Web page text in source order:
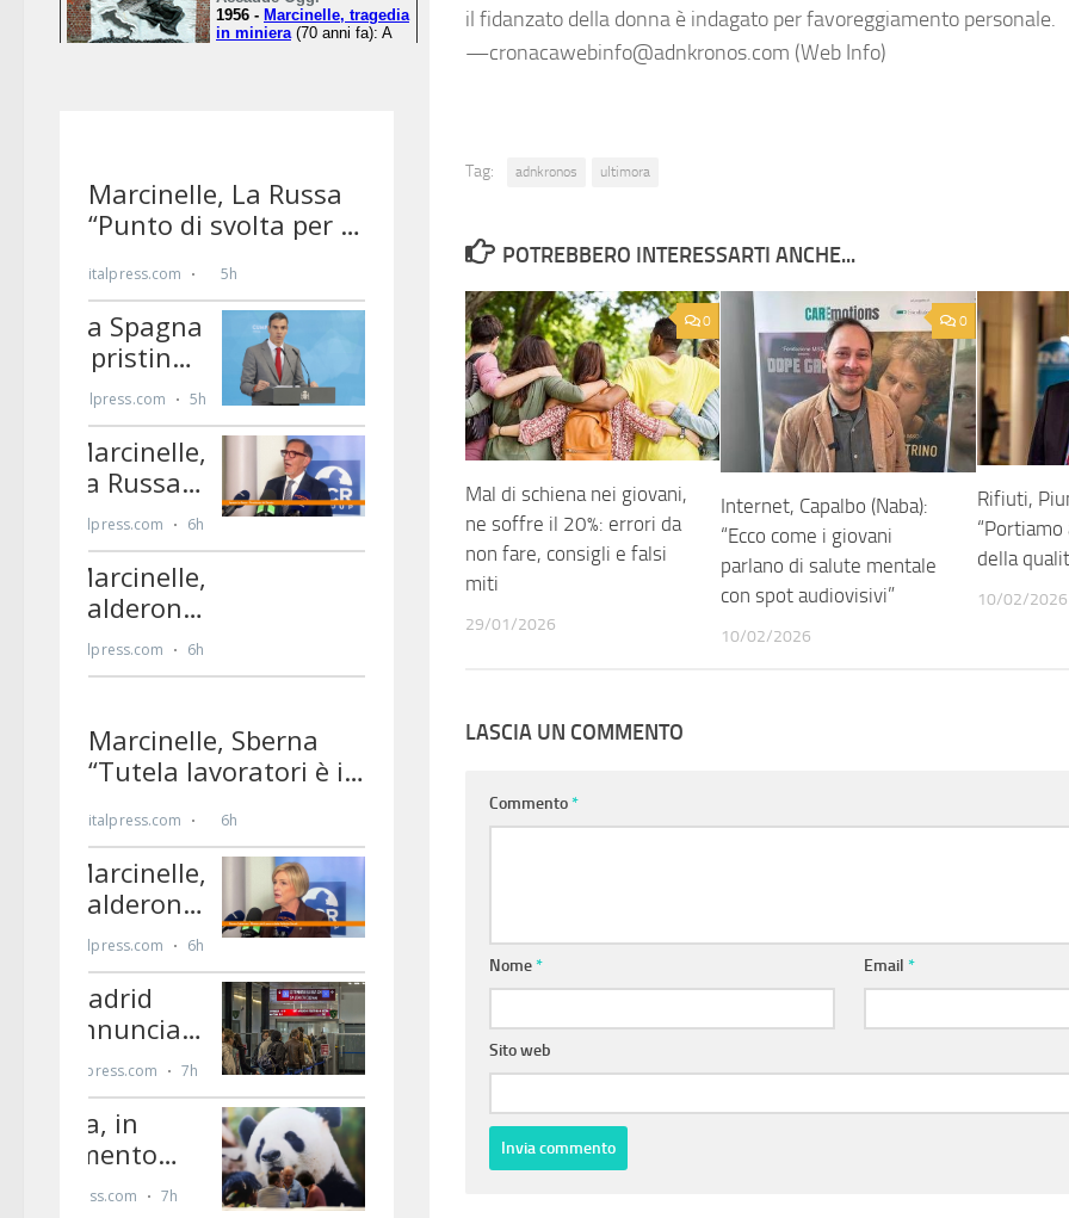
il fidanzato della donna è indagato per favoreggiamento personale.
—cronacawebinfo@adnkronos.com (Web Info)
Tag: adnkronos ultimora
POTREBBERO INTERESSARTI ANCHE...
0
Mal di schiena nei giovani,
ne soffre il 20%: errori da
non fare, consigli e falsi
miti
29/01/2026
0
Internet, Capalbo (Naba):
“Ecco come i giovani
parlano di salute mentale
con spot audiovisivi”
10/02/2026
Rifiuti,
della
10/02/2026
LASCIA UN COMMENTO
Commento*
Nome* Email*
Sito web